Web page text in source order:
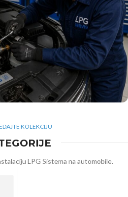
KOLEKCIJU
LPG Sistema na automobile.